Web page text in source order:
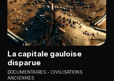
La capitale gauloise
disparue
DOCUMENTAIRES
CIVILISATIONS
ANCIENNES